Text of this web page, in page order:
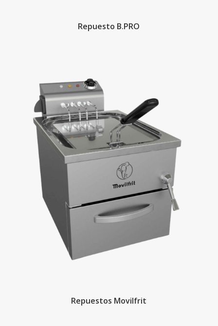
Repuesto B.PRO
Repuestos Movilfrit